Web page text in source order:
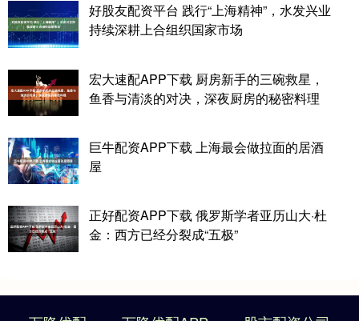
好股友配资平台 践行“上海精神”，水发兴业
持续深耕上合组织国家市场
宏大速配APP下载 厨房新手的三碗救星，
鱼香与清淡的对决，深夜厨房的秘密料理
巨牛配资APP下载 上海最会做拉面的居酒
屋
正好配资APP下载 俄罗斯学者亚历山大·杜
金：西方已经分裂成“五极”